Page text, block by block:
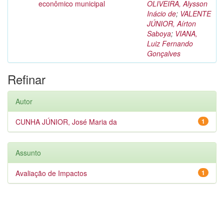
econômico municipal
OLIVEIRA, Alysson
Inácio de; VALENTE
JÚNIOR, Aírton
Saboya; VIANA,
Luiz Fernando
Gonçalves
Refinar
Autor
1
CUNHA JÚNIOR, José Maria da
Assunto
1
Avaliação de Impactos